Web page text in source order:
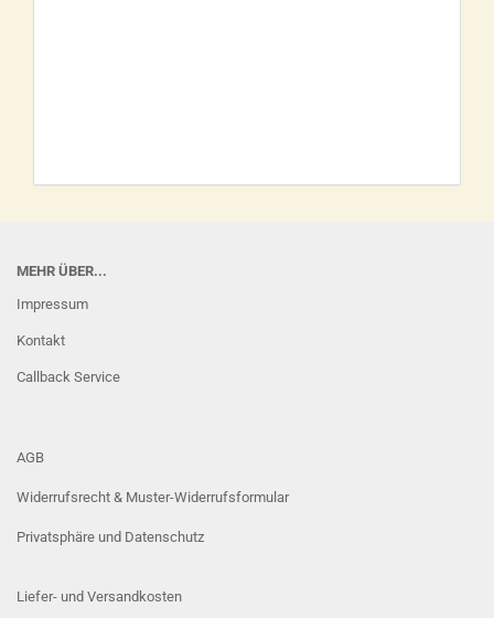
MEHR ÜBER...
Impressum
Kontakt
Callback Service
AGB
Widerrufsrecht & Muster-Widerrufsformular
Privatsphäre und Datenschutz
Liefer- und Versandkosten